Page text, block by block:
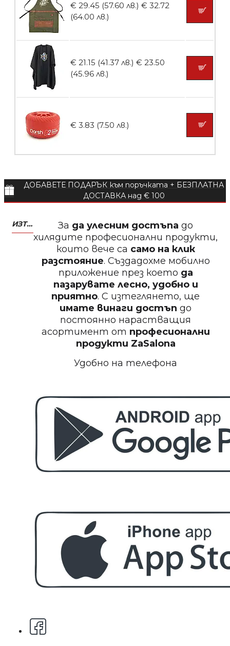
Пила тип ренде 2в1
БЕЗПЛАТНО
Пила за нокти
БЕЗПЛАТНО
Пила за нокти
БЕЗПЛАТНО
Пила за полиране на нокти
БЕЗПЛАТНО
БЕЗПЛАТНО
За поръчка над € 40.00 (78.23 лв.)
Стипца 20 броя в кибрит
€ 29.45 (57.60 лв.) € 32.72
(64.00 лв.)
€ 21.15 (41.37 лв.) € 23.50
(45.96 лв.)
€ 3.83 (7.50 лв.)
ДОБАВЕТЕ ПОДАРЪК към поръчката + БЕЗПЛАТНА
ДОСТАВКА над € 100
ИЗТЕГЛЕТЕ МОБИЛНО ПРИЛОЖЕНИЕ ZASALONA За да улесним достъпадо
хилядите професионални продукти,
които вече са само на клик
разстояние. Създадохме мобилно
приложение през което да
пазарувате лесно, удобно и
приятно. С изтеглянето, ще
имате винаги достъп до
постоянно нарастващия
асортимент от професионални
продукти ZaSalona
Удобно на телефона